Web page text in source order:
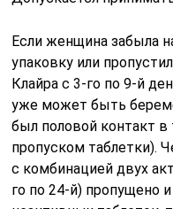
Если женщина забыла
упаковку или
Клайра с 3-го по 9-й
уже может быть
был половой контакт в
пропуском таблетки).
с комбинацией двух
го по 24-й) пропущено